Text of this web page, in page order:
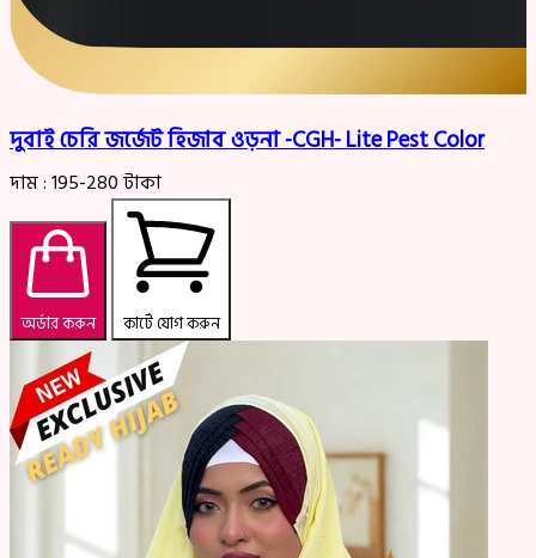
দুবাই চেরি জর্জেট হিজাব ওড়না -CGH- Lite Pest Color
দাম :195-280টাকা
অর্ডার করুন কার্টে যোগ করুন